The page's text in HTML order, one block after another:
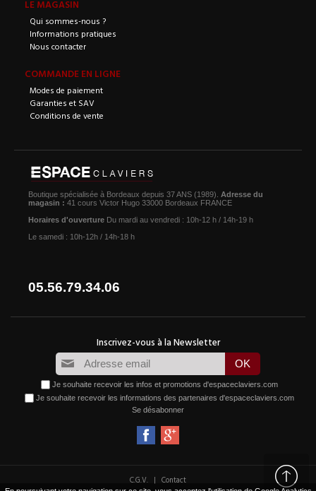
LE MAGASIN
Qui sommes-nous ?
Informations pratiques
Nous contacter
COMMANDE EN LIGNE
Modes de paiement
Garanties et SAV
Conditions de vente
Boutique spécialisée à Bordeaux depuis 37 ANS (1989). Adresse du
magasin : 41 cours Victor Hugo 33000 Bordeaux FRANCE
Horaires d'ouverture Du mardi au vendredi : 10h-12 h / 14h-19 h
Le samedi : 10h-12h / 14h-18 h
05.56.79.34.06
Je souhaite recevoir les infos et promotions d'espaceclaviers.com
Je souhaite recevoir les informations des partenaires d'espaceclaviers.com
Se désabonner
C.G.V. | Contact